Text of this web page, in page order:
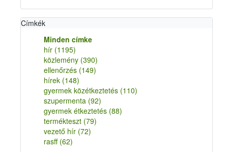
Címkék
Minden címke
hír (1195)
közlemény (390)
ellenőrzés (149)
hírek (148)
gyermek közétkeztetés (110)
szupermenta (92)
gyermek étkeztetés (88)
termékteszt (79)
vezető hír (72)
rasff (62)